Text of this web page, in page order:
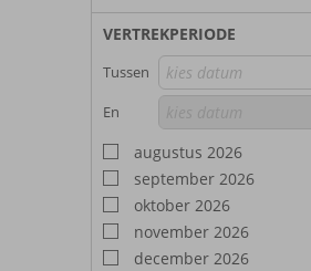
VERTREKPERIODE
Tussen
En
augustus 2026
september 2026
oktober 2026
november 2026
december 2026